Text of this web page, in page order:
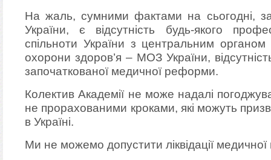
На жаль, сумними фактами на сьогодні,
України, є відсутність будь-якого
спільноти України з центральним
охорони здоров’я – МОЗ України,
започаткованої медичної реформи.
Колектив Академії не може надалі
не прорахованими кроками, які можуть
в Україні.
Ми не можемо допустити ліквідації медичної